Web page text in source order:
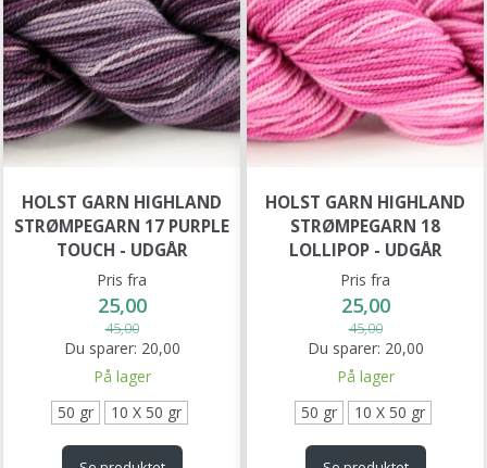
HOLST GARN HIGHLAND
STRØMPEGARN 17 PURPLE
TOUCH - UDGÅR
Pris fra
25,00
45,00
Du sparer: 20,00
På lager
50 gr
10 X 50 gr
HOLST GARN HIGHLAND
STRØMPEGARN 18
LOLLIPOP - UDGÅR
Pris fra
25,00
45,00
Du sparer: 20,00
På lager
50 gr
10 X 50 gr